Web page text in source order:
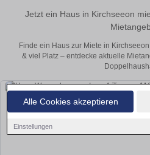
Alle Cookies akzeptieren
Einstellungen
Jetzt ein Haus in Kirchseeon
Finde ein Haus zur Miete in
& viel Platz – entdecke aktuelle